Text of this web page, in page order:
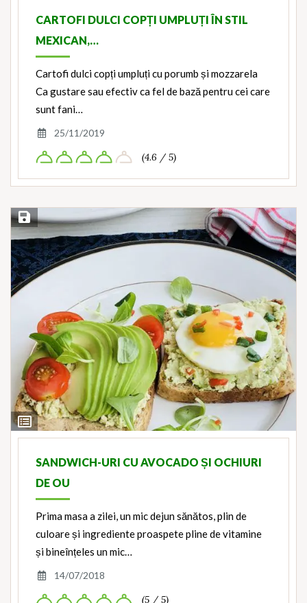
CARTOFI DULCI COPȚI UMPLUȚI ÎN STIL
MEXICAN,…
Cartofi dulci copți umpluți cu porumb și mozzarela
Ca gustare sau efectiv ca fel de bază pentru cei care
sunt fani…
25/11/2019
(4.6 / 5)
View
Ingredients
Save Recipe
SANDWICH-URI CU AVOCADO ȘI OCHIURI
DE OU
Prima masa a zilei, un mic dejun sănătos, plin de
culoare și ingrediente proaspete pline de vitamine
și bineînțeles un mic…
14/07/2018
(5 / 5)